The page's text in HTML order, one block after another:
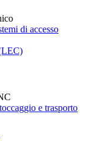
di accesso
e trasporto